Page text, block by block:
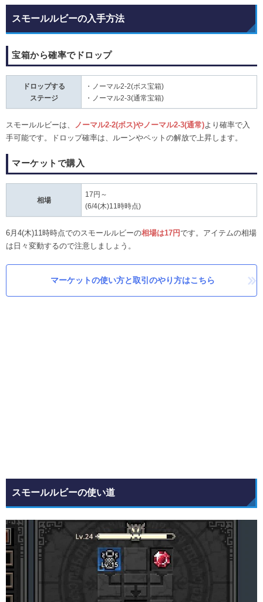
スモールルビーの入手方法
宝箱から確率でドロップ
ドロップする
ステージ
・ノーマル2-2(ボス宝箱)
・ノーマル2-3(通常宝箱)
スモールルビーは、 ノーマル2-2(ボス)やノーマル2-3(通常)より確率で入
手可能です。ドロップ確率は、ルーンやペットの解放で上昇します。
マーケットで購入
相場
17円～
(6/4(木)11時時点)
6月4(木)11時時点でのスモールルビーの相場は17円です。アイテムの相場
は日々変動するので注意しましょう。
マーケットの使い方と取引のやり方はこちら
スモールルビーの使い道